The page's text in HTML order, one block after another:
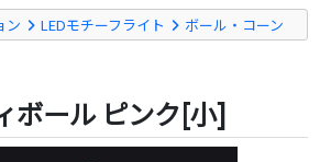
ン LEDモチーフライト ボール・コーン
ボール ピンク[小]